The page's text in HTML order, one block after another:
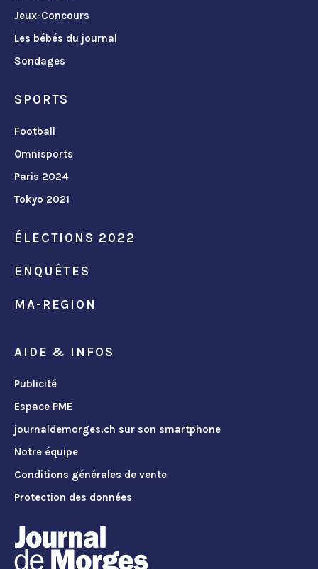
Jeux-Concours
Les bébés du journal
Sondages
SPORTS
Football
Omnisports
Paris 2024
Tokyo 2021
ÉLECTIONS 2022
ENQUÊTES
MA-REGION
AIDE & INFOS
Publicité
Espace PME
journaldemorges.ch sur son smartphone
Notre équipe
Conditions générales de vente
Protection des données